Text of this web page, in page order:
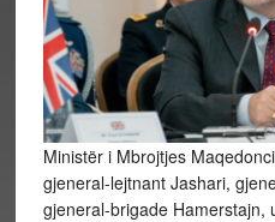
Ministër i Mbrojtjes
gjeneral-lejtnant Jashari,
gjeneral-brigade Hamerstajn,